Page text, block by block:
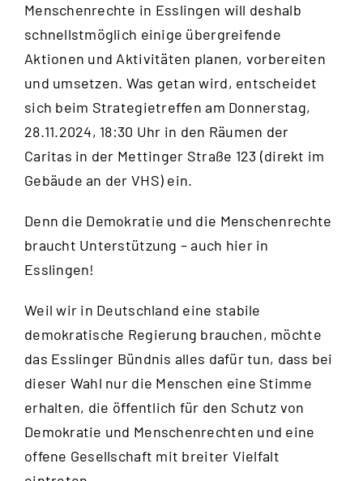
Menschenrechte in Esslingen will deshalb
schnellstmöglich einige übergreifende
Aktionen und Aktivitäten planen, vorbereiten
und umsetzen. Was getan wird, entscheidet
sich beim Strategietreffen am Donnerstag,
28.11.2024, 18:30 Uhr in den Räumen der
Caritas in der Mettinger Straße 123 (direkt im
Gebäude an der VHS) ein.
Denn die Demokratie und die Menschenrechte
braucht Unterstützung – auch hier in
Esslingen!
Weil wir in Deutschland eine stabile
demokratische Regierung brauchen, möchte
das Esslinger Bündnis alles dafür tun, dass bei
dieser Wahl nur die Menschen eine Stimme
erhalten, die öffentlich für den Schutz von
Demokratie und Menschenrechten und eine
offene Gesellschaft mit breiter Vielfalt